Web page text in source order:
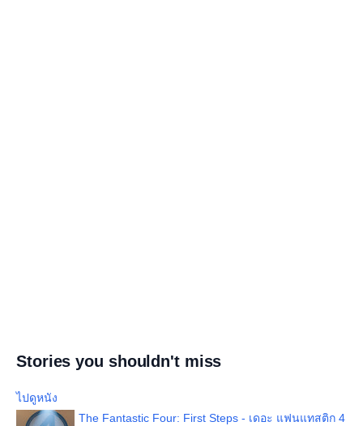
Stories you shouldn't miss
ไปดูหนัง
The Fantastic Four: First Steps - เดอะ แฟนแทสติก 4